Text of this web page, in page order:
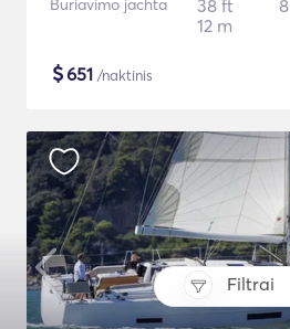
Filtrai
Buriavimo jachta
38 ft
12 m
8
$651 /naktinis